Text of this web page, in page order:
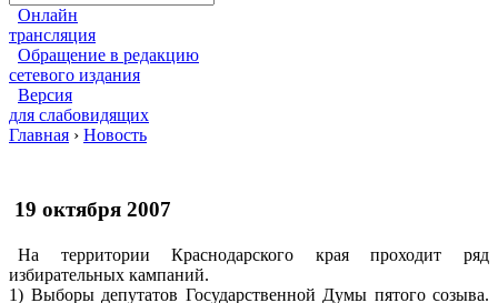
Онлайн
трансляция
Обращение в редакцию
сетевого издания
Версия
для слабовидящих
Главная › Новость
19 октября 2007
На территории Краснодарского края проходит ряд
избирательных кампаний.
1) Выборы депутатов Государственной Думы пятого созыва.